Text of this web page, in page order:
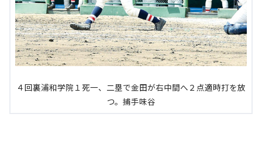
４回裏浦和学院１死一、二塁で金田が右中間へ２点適時打を放
つ。捕手味谷